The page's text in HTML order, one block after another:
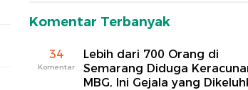
Komentar Terbanyak
34
Komentar
Lebih dari 700 Orang di
Semarang Diduga
MBG, Ini Gejala yang